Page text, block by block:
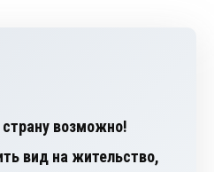
возможно!
вид на жительство,